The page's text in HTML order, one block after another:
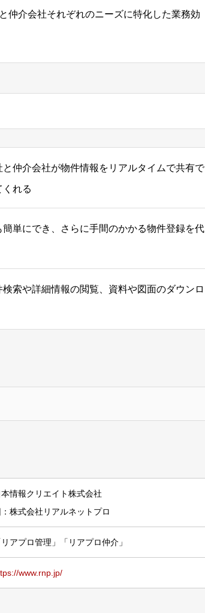
仲介会社それぞれのニーズに特化した業務効
仲介会社が物件情報をリアルタイムで共有で
れる
単にでき、さらに手間のかかる物件登録を代
索や詳細情報の閲覧、資料や図面のダウンロ
本情報クリエイト株式会社
：株式会社リアルネットプロ
リアプロ管理」「リアプロ仲介」
www.rnp.jp/